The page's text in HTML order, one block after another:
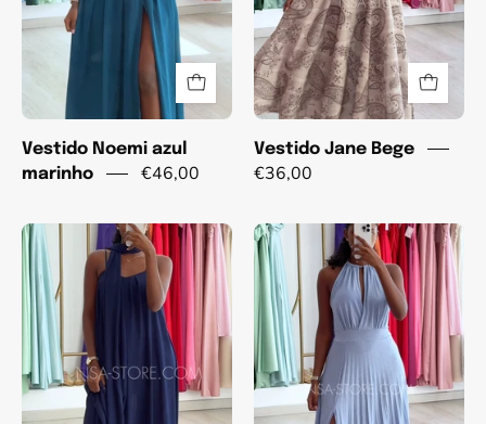
Vestido Noemi azul
marinho
€46,00
Vestido Jane Bege
€36,00
Vestido
Gina
Azul
marinho
Vestido
Bella
Azul
Bebé